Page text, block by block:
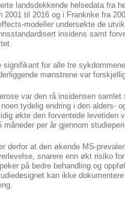
landsdekkende helsedata fra
2001 til 2016 og i Frankrike fra
modeller undersøkte de
insidens samt
signifikant for alle tre
mønstrene var
var den rå insidensen
tydelig endring i den alders-
økte den forventede levetiden
måneder per år gjennom
derfor at den økende MS-
snarere enn økt risiko
på bedre behandling og
kan ikke